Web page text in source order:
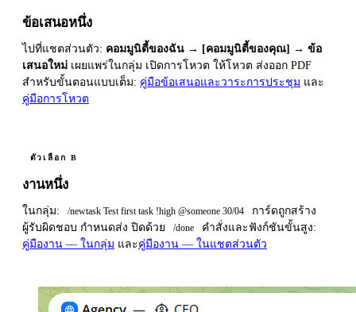
ข้อเสนอหนึ่ง
ไปที่แชตส่วนตัว: คอมมูนิตี้ของฉัน → [คอมมูนิตี้ของคุณ] → ข้อ
เสนอใหม่ เผยแพร่ในกลุ่ม เปิดการโหวต ให้โหวต ส่งออก PDF
สำหรับขั้นตอนแบบเต็ม: คู่มือข้อเสนอและวาระการประชุม และ
คู่มือการโหวต
ตัวเลือก B
งานหนึ่ง
ในกลุ่ม: /newtask Test first task !high @someone 30/04
การ์ดถูกสร้าง
ผู้รับผิดชอบ กำหนดส่ง ปิดด้วย
/done
คำสั่งและฟังก์ชันขั้นสูง:
คู่มืองาน — ในกลุ่ม และคู่มืองาน — ในแชตส่วนตัว